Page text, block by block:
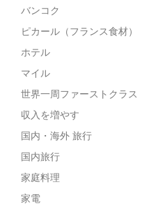
バンコク
ピカール（フランス食材）
ホテル
マイル
世界一周ファーストクラス
収入を増やす
国内・海外 旅行
国内旅行
家庭料理
家電